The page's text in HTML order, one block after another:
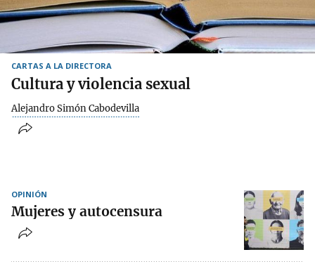
CARTAS A LA DIRECTORA
Cultura y violencia sexual
Alejandro Simón Cabodevilla
OPINIÓN
Mujeres y autocensura